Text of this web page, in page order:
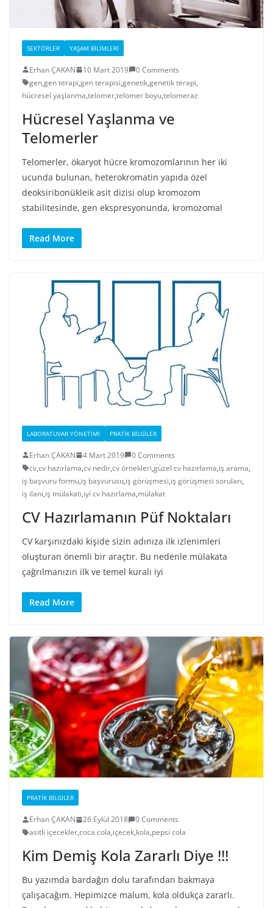
SEKTÖRLER YAŞAM BILIMLERI
Erhan ÇAKAN 10 Mart 2019
0 Comments
gen,gen terapi,gen terapisi,genetik,genetik terapi,
hücresel yaşlanma,telomer,telomer boyu,telomeraz
Hücresel Yaşlanma ve
Telomerler
Telomerler, ökaryot hücre kromozomlarının her iki
ucunda bulunan, heterokromatin yapıda özel
deoksiribonükleik asit dizisi olup kromozom
stabilitesinde, gen ekspresyonunda, kromozomal
Read More
LABORATUVAR YÖNETIMI PRATIK BILGILER
Erhan ÇAKAN 4 Mart 2019
0 Comments
cv,cv hazırlama,cv nedir,cv örnekleri,güzel cv hazırlama,iş arama,
iş başvuru formu,iş başvurusu,iş görüşmesi,iş görüşmesi soruları,
iş ilanı,iş mülakatı,iyi cv hazırlama,mülakat
CV Hazırlamanın Püf Noktaları
CV karşınızdaki kişide sizin adınıza ilk izlenimleri
oluşturan önemli bir araçtır. Bu nedenle mülakata
çağrılmanızın ilk ve temel kuralı iyi
Read More
PRATIK BILGILER
Erhan ÇAKAN 26 Eylül 2018
0 Comments
asitli içecekler,coca cola,içecek,kola,pepsi cola
Kim Demiş Kola Zararlı Diye !!!
Bu yazımda bardağın dolu tarafından bakmaya
çalışacağım. Hepimizce malum, kola oldukça zararlı.